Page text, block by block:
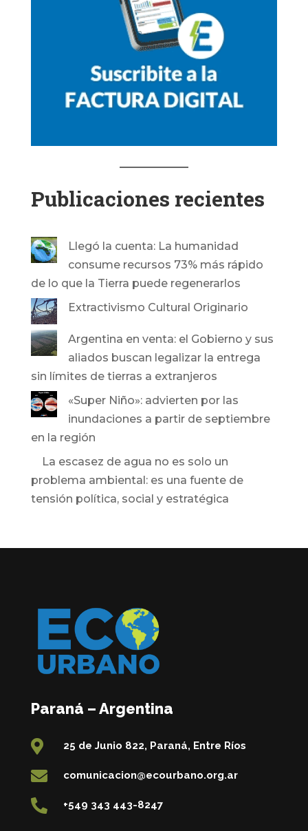
Publicaciones recientes
Llegó la cuenta: La humanidad
consume recursos 73% más rápido
de lo que la Tierra puede regenerarlos
Extractivismo Cultural Originario
Argentina en venta: el Gobierno y sus
aliados buscan legalizar la entrega
sin límites de tierras a extranjeros
«Super Niño»: advierten por las
inundaciones a partir de septiembre
en la región
La escasez de agua no es solo un
problema ambiental: es una fuente de
tensión política, social y estratégica
Paraná – Argentina
 25 de Junio 822, Paraná, Entre Ríos
 comunicacion@ecourbano.org.ar
 +549 343 443-8247